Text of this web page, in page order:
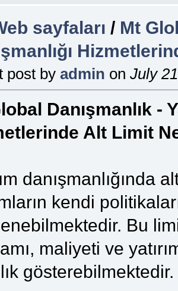
sayfaları / Mt
post by admin on July
Danışmanlık -
Alt Limit
kendi
Bu
maliyeti ve
gösterebilmektedir.